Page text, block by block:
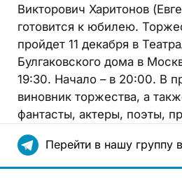
Викторович Харитонов
готовится к юбилею.
пройдет 11 декабря в
Булгаковского дома в
19:30. Начало – в 20:00. В
виновник торжества, а
фантасты, актеры, поэты,
Перейти в нашу группу